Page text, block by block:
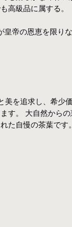
高級品に属する。
帝の恩恵を限り
美を追求し、希少
す。 大自然から
た自慢の茶葉です。